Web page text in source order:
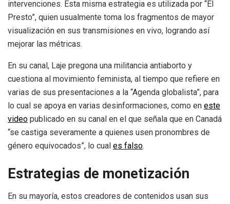
intervenciones. Esta misma estrategia es utilizada por “El
Presto”, quien usualmente toma los fragmentos de mayor
visualización en sus transmisiones en vivo, logrando así
mejorar las métricas.
En su canal, Laje pregona una militancia antiaborto y
cuestiona al movimiento feminista, al tiempo que refiere en
varias de sus presentaciones a la “Agenda globalista”, para
lo cual se apoya en varias desinformaciones, como en este
video publicado en su canal en el que señala que en Canadá
“se castiga severamente a quienes usen pronombres de
género equivocados”, lo cual es falso.
Estrategias de monetización
En su mayoría, estos creadores de contenidos usan sus